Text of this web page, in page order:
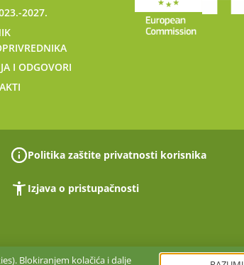
2027.
I ODGOVORI
Politika zaštite privatnosti korisnika
Izjava o pristupačnosti
Blokiranjem kolačića i dalje